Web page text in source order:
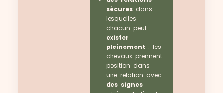
sécures dans
lesquelles
chacun peut
exister
pleinement : les
chevaux prennent
position dans
une relation avec
des signes